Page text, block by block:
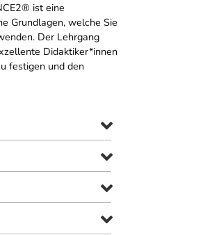
ist eine
Grundlagen, welche Sie
Der Lehrgang
Didaktiker*innen
festigen und den